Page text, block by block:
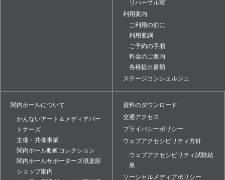
リハーサル室
利用案内
ご利用の前に
利用要綱
ご予約の手順
料金のご案内
各種提出書類
ステージコンシェルジュ
関内ホールについて
かんないアート＆メディアパー
トナーズ
主催・共催事業
関内ホール動画コレクション
関内ホールサポーターズ倶楽部
ショップ案内
資料のダウンロード
交通アクセス
プライバシーポリシー
ウェブアクセシビリティ方針
ウェブアクセシビリティ試験結
果
ソーシャルメディアポリシー